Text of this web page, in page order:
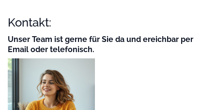
Kontakt:
Unser Team ist gerne für Sie da und ereichbar per
Email oder telefonisch.